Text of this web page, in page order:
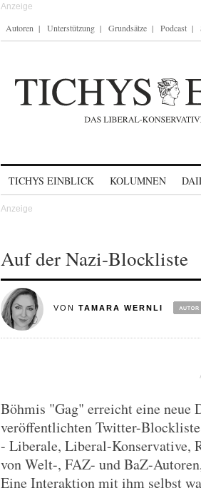
Autoren Unterstützung Grundsätze Podcast
TICHYS EINBLICK KOLUMNEN
Auf der Nazi-Blockliste
VON TAMARA WERNLI
Böhmis "Gag" erreicht eine
veröffentlichten Twitter-
- Liberale, Liberal-Konservative,
von Welt-, FAZ- und BaZ-
Eine Interaktion mit ihm selbst